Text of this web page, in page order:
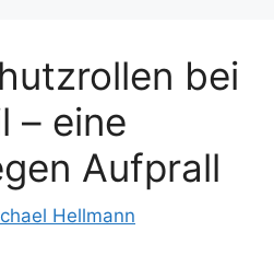
bei
– eine
Aufprall
Hellmann